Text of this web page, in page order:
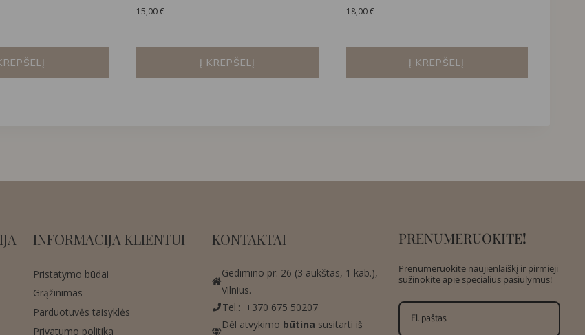
15,00€
Į KREPŠELĮ
18,00€
Į KREPŠELĮ
INFORMACIJA KLIENTUI
Pristatymo būdai
Grąžinimas
Parduotuvės taisyklės
Privatumo politika
KONTAKTAI
Gedimino pr. 26 (3 aukštas, 1 kab.),
Vilnius.
Tel.: +370 675 50207
Dėl atvykimo būtina susitarti iš
PRENUMERUOKITE!
Prenumeruokite naujienlaiškį ir pirmieji
sužinokite apie specialius pasiūlymus!